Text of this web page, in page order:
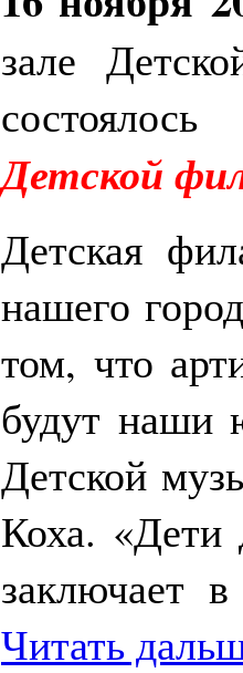
зале
Детской
Детская
нашего
том, что
будут наши
Детской
Коха.
заключает
Читать